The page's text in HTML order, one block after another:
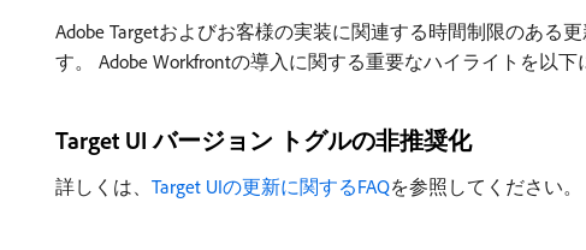
Adobe Targetおよびお客様の実装に関連する時間制限のある
す。 Adobe Workfrontの導入に関する重要なハイライトを以下
Target UI バージョン トグルの非推奨化
詳しくは、 Target UIの更新に関するFAQを参照してください。